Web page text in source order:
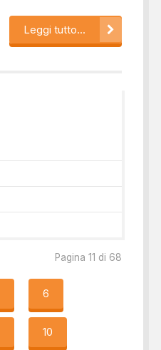
Leggi tutto...
Pagina 11 di 68
6
10